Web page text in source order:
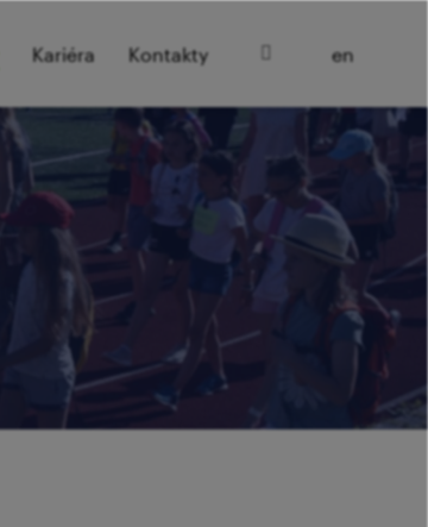
Kariéra Kontakty cz
en